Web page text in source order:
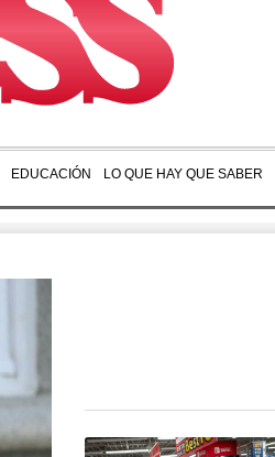
EDUCACIÓN LO QUE HAY QUE SABER